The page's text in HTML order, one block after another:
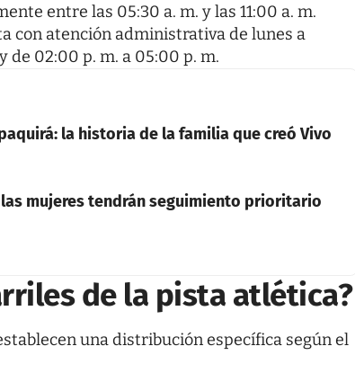
entre las 05:30 a. m. y las 11:00 a. m.
con atención administrativa de lunes a
de 02:00 p. m. a 05:00 p. m.
la historia de la familia que creó Vivo
mujeres tendrán seguimiento prioritario
de la pista atlética?
una distribución específica según el